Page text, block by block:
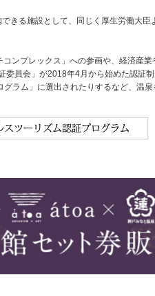
きる施設として、同じく厚生労働大臣
ンプレックス」への参画や、経済産
員会」が2018年4月から始めた認証
ラム」に選出されたりするなど、温